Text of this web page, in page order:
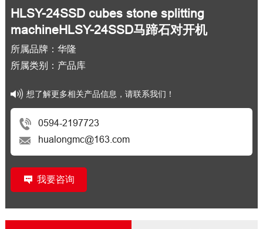
HLSY-24SSD cubes stone splitting
machineHLSY-24SSD马蹄石对开机
所属品牌：华隆
所属类别：产品库
想了解更多相关产品信息，请联系我们！
0594-2197723
hualongmc@163.com
我要咨询